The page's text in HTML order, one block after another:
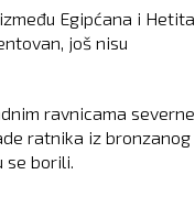
Egipćana i Hetita
još nisu
ravnicama severne
ratnika iz bronzanog
se borili.